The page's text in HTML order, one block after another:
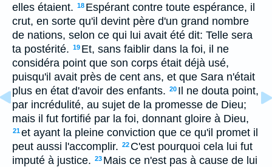
elles étaient. 18 Espérant contre toute espérance, il
crut, en sorte qu'il devint père d'un grand nombre
de nations, selon ce qui lui avait été dit: Telle sera
ta postérité. 19 Et, sans faiblir dans la foi, il ne
considéra point que son corps était déjà usé,
puisqu'il avait près de cent ans, et que Sara n'était
plus en état d'avoir des enfants. 20 Il ne douta point,
par incrédulité, au sujet de la promesse de Dieu;
mais il fut fortifié par la foi, donnant gloire à Dieu,
21et ayant la pleine conviction que ce qu'il promet il
peut aussi l'accomplir. 22 C'est pourquoi cela lui fut
imputé à justice. 23 Mais ce n'est pas à cause de lui